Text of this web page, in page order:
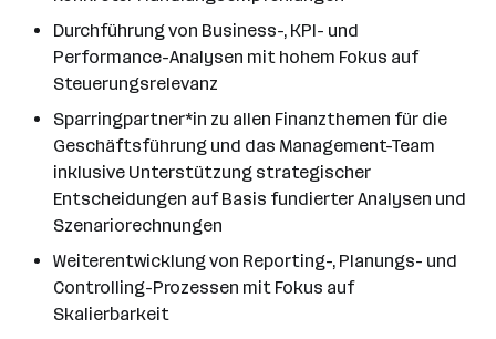
Durchführung von Business-, KPI- und
Performance-Analysen mit hohem Fokus auf
Steuerungsrelevanz
Sparringpartner*in zu allen Finanzthemen für die
Geschäftsführung und das Management-Team
inklusive Unterstützung strategischer
Entscheidungen auf Basis fundierter Analysen und
Szenariorechnungen
Weiterentwicklung von Reporting-, Planungs- und
Controlling-Prozessen mit Fokus auf
Skalierbarkeit